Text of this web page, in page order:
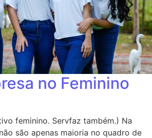
no Feminino
feminino. Servfaz também.) Na
são apenas maioria no quadro de